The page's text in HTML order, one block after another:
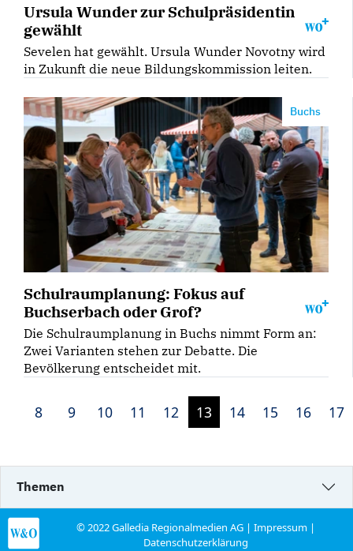
Ursula Wunder zur Schulpräsidentin
gewählt
Sevelen hat gewählt. Ursula Wunder Novotny wird
in Zukunft die neue Bildungskommission leiten.
Buchs
Schulraumplanung: Fokus auf
Buchserbach oder Grof?
Die Schulraumplanung in Buchs nimmt Form an:
Zwei Varianten stehen zur Debatte. Die
Bevölkerung entscheidet mit.
8 9 10 11 12 13 14 15 16 17
Themen
© 2022 Galledia Regionalmedien AG |Impressum |
Datenschutzerklärung